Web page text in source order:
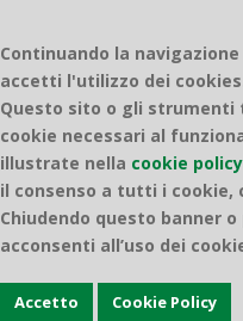
Continuando la
accetti l'utilizzo dei
Questo sito o gli
cookie necessari al
illustrate nella cookie policy
il consenso a tutti i cookie,
Chiudendo questo banner
acconsenti all’uso dei
Accetto Cookie Policy